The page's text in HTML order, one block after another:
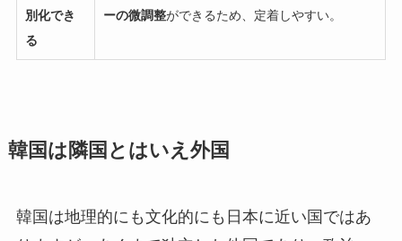
別化でき
る
ーの微調整ができるため、定着しやすい。
韓国は隣国とはいえ外国
韓国は地理的にも文化的にも日本に近い国ではあ